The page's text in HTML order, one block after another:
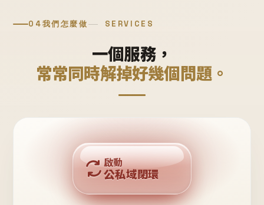
04我們怎麼做 SERVICES
一個服務，
常常同時解掉好幾個問題。
公域流量
私域鐵粉
回購複利
啟動
公私域閉環